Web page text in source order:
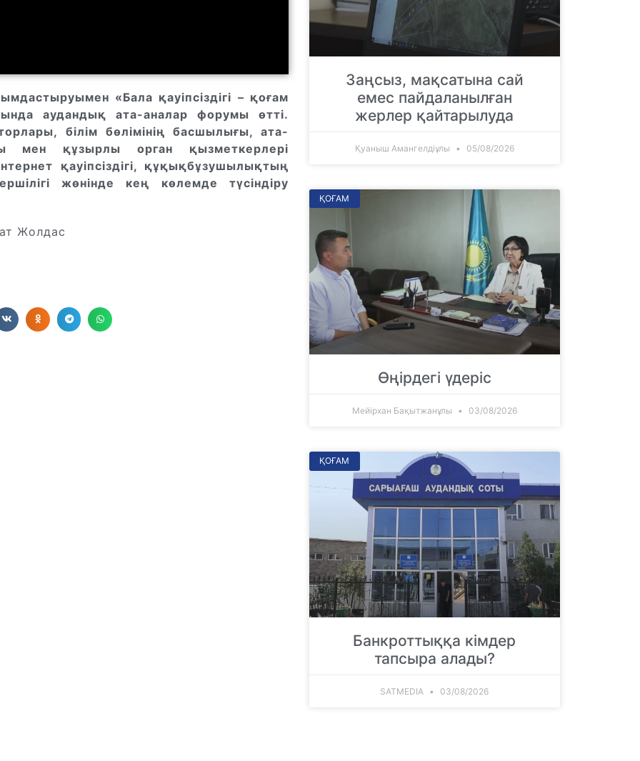
«Бала қауіпсіздігі – қоғам
аудандық ата-аналар форумы өтті.
білім бөлімінің басшылығы, ата-
мен құзырлы орган қызметкерлері
қауіпсіздігі, құқықбұзушылықтың
жөнінде кең көлемде түсіндіру
Жолдас
Заңсыз, мақсатына сай
емес пайдаланылған
жерлер қайтарылуда
Қуаныш Амангелдіұлы 05/08/2026
ҚОҒАМ
Өңірдегі үдеріс
Мейірхан Бақытжанұлы 03/08/2026
ҚОҒАМ
Банкроттыққа кімдер
тапсыра алады?
SATMEDIA 03/08/2026